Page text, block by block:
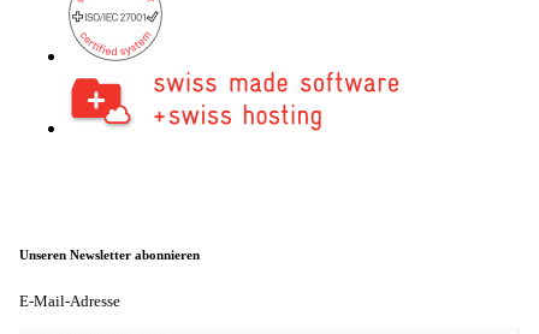
Unseren Newsletter abonnieren
E-Mail-Adresse